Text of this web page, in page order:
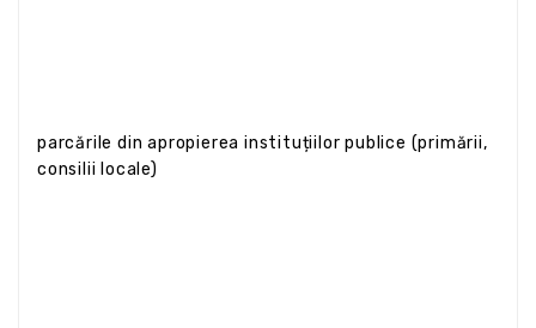
parcările din apropierea instituțiilor publice (primării,
consilii locale)